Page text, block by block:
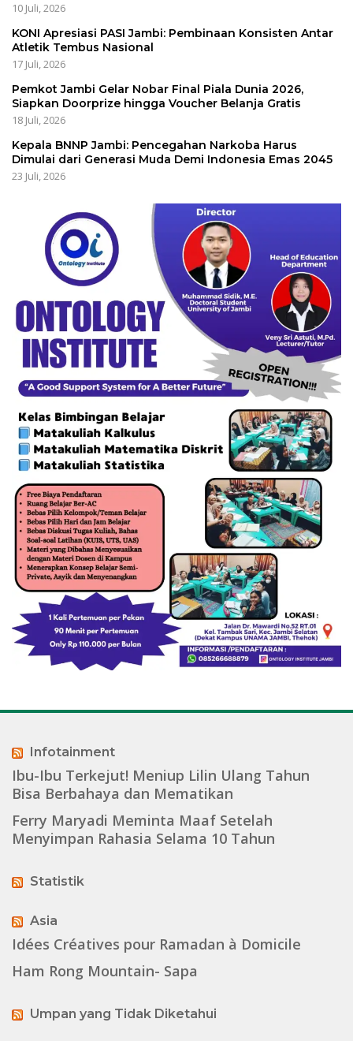
10 Juli, 2026
KONI Apresiasi PASI Jambi: Pembinaan Konsisten Antar
Atletik Tembus Nasional
17 Juli, 2026
Pemkot Jambi Gelar Nobar Final Piala Dunia 2026,
Siapkan Doorprize hingga Voucher Belanja Gratis
18 Juli, 2026
Kepala BNNP Jambi: Pencegahan Narkoba Harus
Dimulai dari Generasi Muda Demi Indonesia Emas 2045
23 Juli, 2026
Infotainment
Ibu-Ibu Terkejut! Meniup Lilin Ulang Tahun
Bisa Berbahaya dan Mematikan
Ferry Maryadi Meminta Maaf Setelah
Menyimpan Rahasia Selama 10 Tahun
Statistik
Asia
Idées Créatives pour Ramadan à Domicile
Ham Rong Mountain- Sapa
Umpan yang Tidak Diketahui